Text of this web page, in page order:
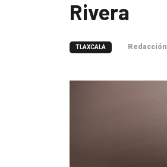
Rivera
TLAXCALA Redacción